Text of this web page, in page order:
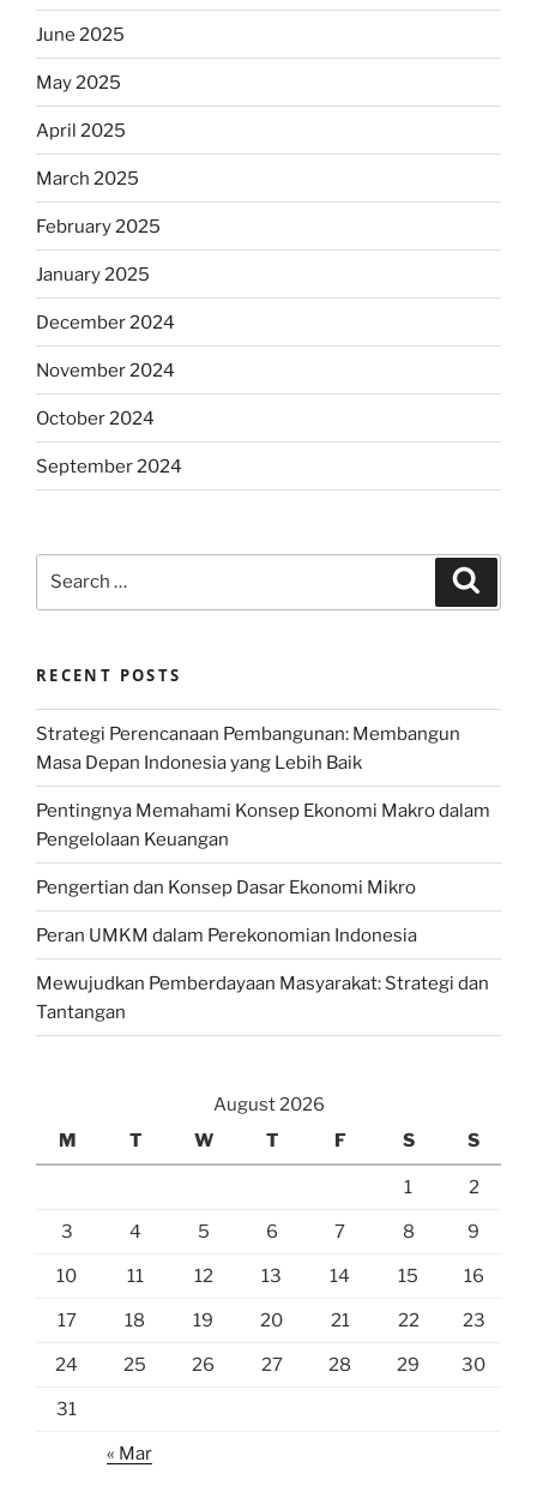
June 2025
May 2025
April 2025
March 2025
February 2025
January 2025
December 2024
November 2024
October 2024
September 2024
RECENT POSTS
Strategi Perencanaan Pembangunan: Membangun
Masa Depan Indonesia yang Lebih Baik
Pentingnya Memahami Konsep Ekonomi Makro dalam
Pengelolaan Keuangan
Pengertian dan Konsep Dasar Ekonomi Mikro
Peran UMKM dalam Perekonomian Indonesia
Mewujudkan Pemberdayaan Masyarakat: Strategi dan
Tantangan
August 2026
M
T W T F S S
1 2
3 4 5 6 7 8 9
10 11 12 13 14 15 16
17 18 19 20 21 22 23
24 25 26 27 28 29 30
31
« Mar